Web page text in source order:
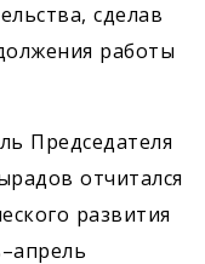
сделав
работы
Председателя
отчитался
развития